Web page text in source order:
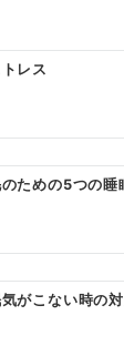
レス
ための5つの睡
がこない時の